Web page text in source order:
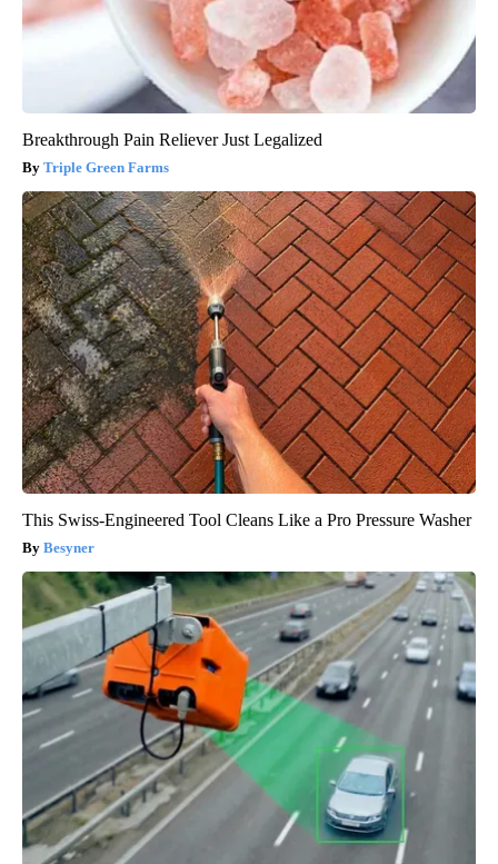
Breakthrough Pain Reliever Just Legalized
Triple Green Farms
This Swiss-Engineered Tool Cleans Like a Pro Pressure Washer
Besyner